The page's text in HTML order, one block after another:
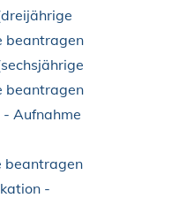
beantragen
beantragen
- Aufnahme
beantragen
-